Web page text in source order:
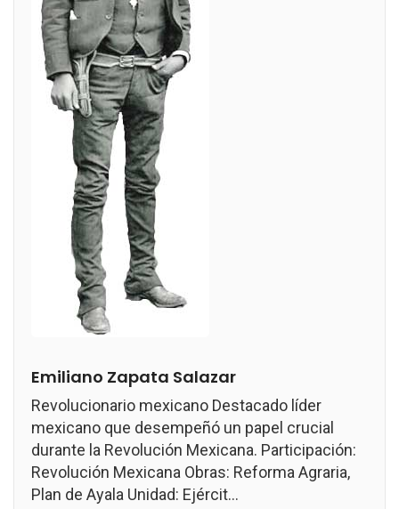
Emiliano Zapata Salazar
Revolucionario mexicano Destacado líder
mexicano que desempeñó un papel crucial
durante la Revolución Mexicana. Participación:
Revolución Mexicana Obras: Reforma Agraria,
Plan de Ayala Unidad: Ejércit...